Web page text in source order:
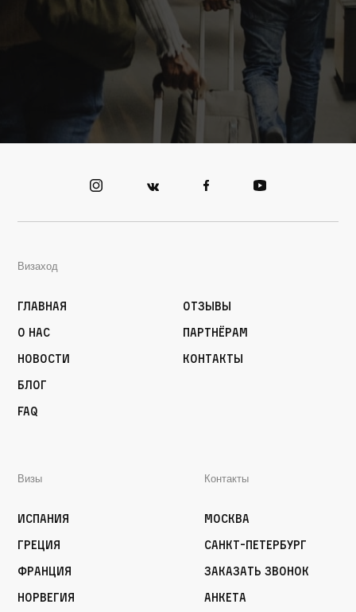
Визаход
Главная
О нас
Новости
Блог
FAQ
Отзывы
Партнёрам
Контакты
Визы
Испания
Греция
Франция
Норвегия
Контакты
Москва
Санкт-Петербург
Заказать звонок
Анкета